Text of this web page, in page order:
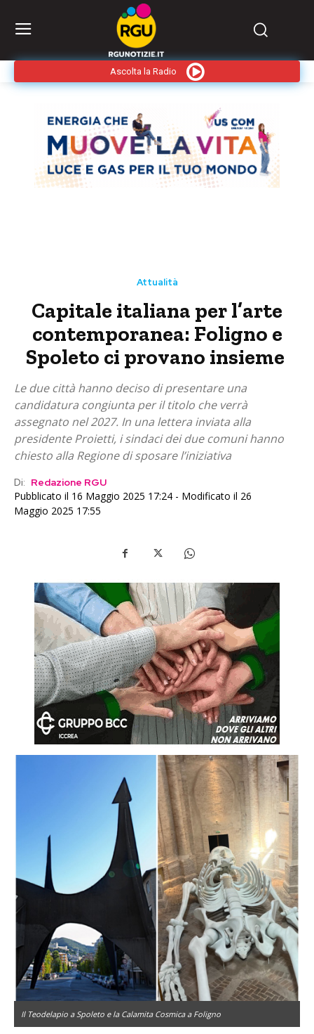
Ascolta la Radio
Attualità
Capitale italiana per l’arte
contemporanea: Foligno e
Spoleto ci provano insieme
Le due città hanno deciso di presentare una
candidatura congiunta per il titolo che verrà
assegnato nel 2027. In una lettera inviata alla
presidente Proietti, i sindaci dei due comuni hanno
chiesto alla Regione di sposare l’iniziativa
Di: Redazione RGU
Pubblicato il 16 Maggio 2025 17:24 - Modificato il 26
Maggio 2025 17:55
Il Teodelapio a Spoleto e la Calamita Cosmica a Foligno